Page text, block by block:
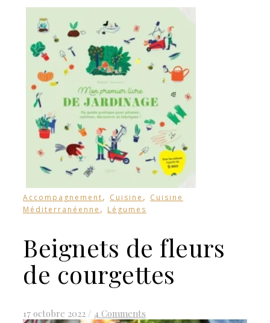
Accompagnement, Cuisine , Cuisine
Méditerranéenne , Légumes
Beignets de fleurs
de courgettes
17 octobre 2022 / 4 Comments